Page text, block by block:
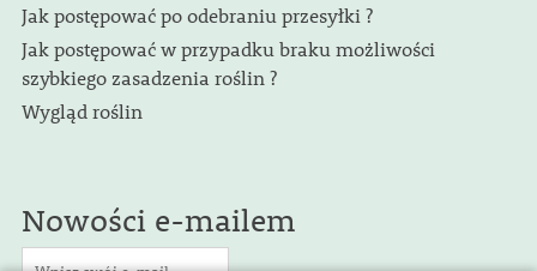
Jak postępować po odebraniu przesyłki ?
Jak postępować w przypadku braku możliwości
szybkiego zasadzenia roślin ?
Wygląd roślin
Nowości e-mailem